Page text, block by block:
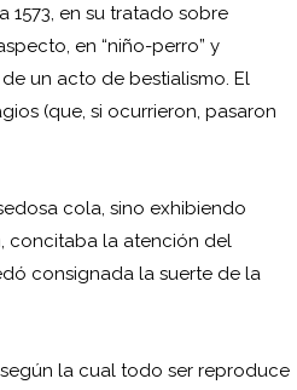
1573, en su tratado sobre
en “niño-perro” y
un acto de bestialismo. El
(que, si ocurrieron, pasaron
cola, sino exhibiendo
concitaba la atención del
consignada la suerte de la
la cual todo ser reproduce